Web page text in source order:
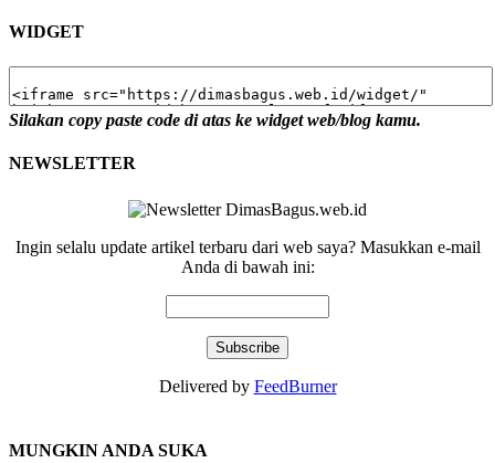
WIDGET
Silakan copy paste code di atas ke widget web/blog kamu.
NEWSLETTER
Ingin selalu update artikel terbaru dari web saya? Masukkan e-mail
Anda di bawah ini:
Delivered by FeedBurner
MUNGKIN ANDA SUKA